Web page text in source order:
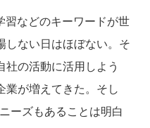
などのキーワードが世
しない日はほぼない。そ
社の活動に活用しよう
業が増えてきた。そし
ーズもあることは明白